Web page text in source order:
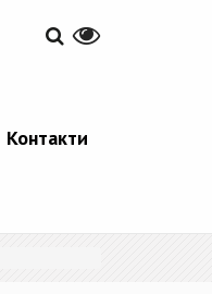
Контакти